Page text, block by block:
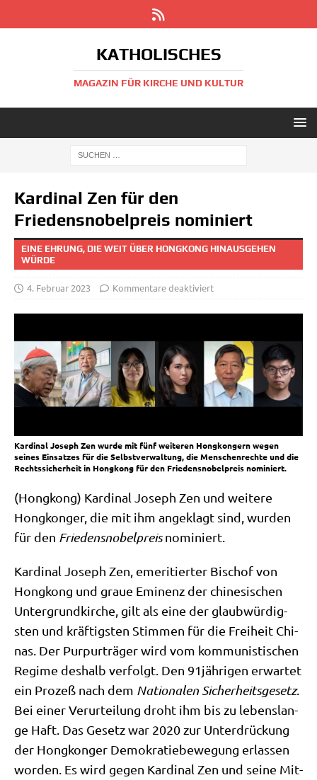
KATHOLISCHES
MAGAZIN FÜR KIRCHE UND KULTUR
Kardinal Zen für den
Friedensnobelpreis nominiert
EINE EHRUNG, DIE WEIT ÜBER HONGKONG HINAUSGEHEN
WÜRDE
4. Februar 2023 Kommentare deaktiviert
Kardinal Joseph Zen wurde mit fünf weiteren Hongkongern wegen
seines Einsatzes für die Selbstverwaltung, die Menschenrechte und die
Rechtssicherheit in Hongkong für den Friedensnobelpreis nominiert.
(Hong­kong) Kar­di­nal Joseph Zen und wei­te­re
Hong­kon­ger, die mit ihm ange­klagt sind, wur­den
für den Frie­dens­no­bel­preisnominiert.
Kar­di­nal Joseph Zen, eme­ri­tier­ter Bischof von
Hong­kong und graue Emi­nenz der chi­ne­si­schen
Unter­grund­kir­che, gilt als eine der glaub­wür­dig­
sten und kräf­tig­sten Stim­men für die Frei­heit Chi­
nas. Der Pur­pur­trä­ger wird vom kom­mu­ni­sti­schen
Regime des­halb ver­folgt. Den 91jährigen erwar­tet
ein Pro­zeß nach dem Natio­na­len Sicher­heits­ge­setz.
Bei einer Ver­ur­tei­lung droht ihm bis zu lebens­lan­
ge Haft. Das Gesetz war 2020 zur Unter­drückung
der Hong­kon­ger Demo­kra­tie­be­we­gung erlas­sen
wor­den. Es wird gegen Kar­di­nal Zen und sei­ne Mit­